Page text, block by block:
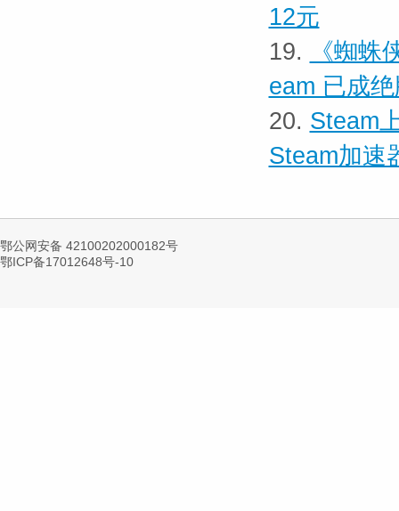
12元
19.
《蜘
eam 已成
20. Steam
Steam加速
鄂公网安备 42100202000182号
鄂ICP备17012648号-10